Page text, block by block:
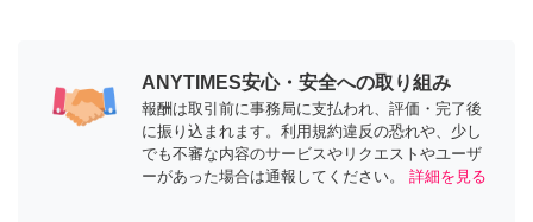
ANYTIMES安心・安全への取り組み
報酬は取引前に事務局に支払われ、評価・完了後
に振り込まれます。利用規約違反の恐れや、少し
でも不審な内容のサービスやリクエストやユーザ
ーがあった場合は通報してください。
詳細を見る